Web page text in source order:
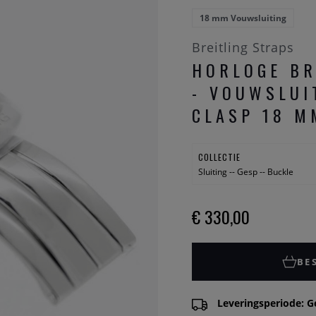
18 mm Vouwsluiting
Breitling Straps
HORLOGE
-
CLASP 18
COLLECTIE
Sluiting -- Gesp -- Buckle
€ 330,00
Leveringsperiode: